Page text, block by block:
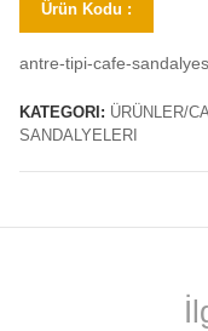
Ürün Kodu :
antre-tipi-cafe-
KATEGORI: ÜRÜNLER/
SANDALYELERI